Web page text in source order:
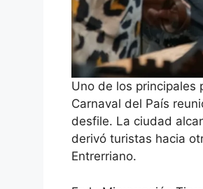
Uno de los principales
Carnaval del País
desfile. La ciudad
derivó turistas hacia
Entrerriano.